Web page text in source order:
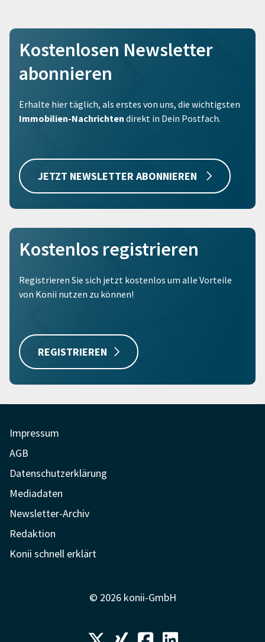
Kostenlosen Newsletter
abonnieren
Erhalte hier täglich, als erstes von uns, die wichtigsten
Immobilien-Nachrichten direkt in Dein Postfach.
JETZT NEWSLETTER ABONNIEREN
Kostenlos registrieren
Registrieren Sie sich jetzt kostenlos um alle Vorteile
von Konii nutzen zu können!
REGISTRIEREN
Impressum
AGB
Datenschutzerklärung
Mediadaten
Newsletter-Archiv
Redaktion
Konii schnell erklärt
© 2026 konii-GmbH